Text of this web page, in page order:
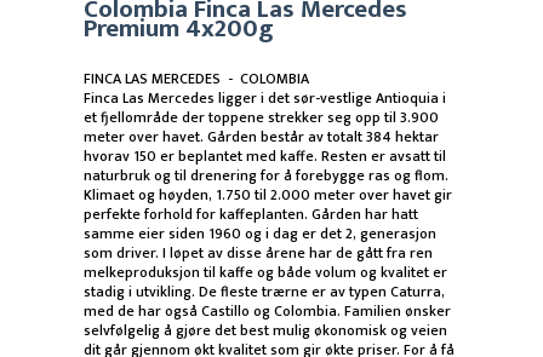
Colombia Finca Las Mercedes
Premium 4x200g
FINCA LAS MERCEDES - COLOMBIA
Finca Las Mercedes ligger i det sør-vestlige Antioquia i
et fjellområde der toppene strekker seg opp til 3.900
meter over havet. Gården består av totalt 384 hektar
hvorav 150 er beplantet med kaffe. Resten er avsatt til
naturbruk og til drenering for å forebygge ras og flom.
Klimaet og høyden, 1.750 til 2.000 meter over havet gir
perfekte forhold for kaffeplanten. Gården har hatt
samme eier siden 1960 og i dag er det 2, generasjon
som driver. I løpet av disse årene har de gått fra ren
melkeproduksjon til kaffe og både volum og kvalitet er
stadig i utvikling. De fleste trærne er av typen Caturra,
med de har også Castillo og Colombia. Familien ønsker
selvfølgelig å gjøre det best mulig økonomisk og veien
dit går gjennom økt kvalitet som gir økte priser. For å få